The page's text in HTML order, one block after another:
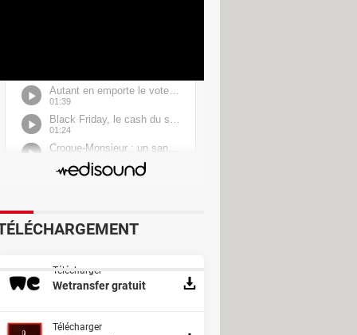
DivX...). Il est nécessaire
Télécharger
Wetransfer gratuit
Télécharger